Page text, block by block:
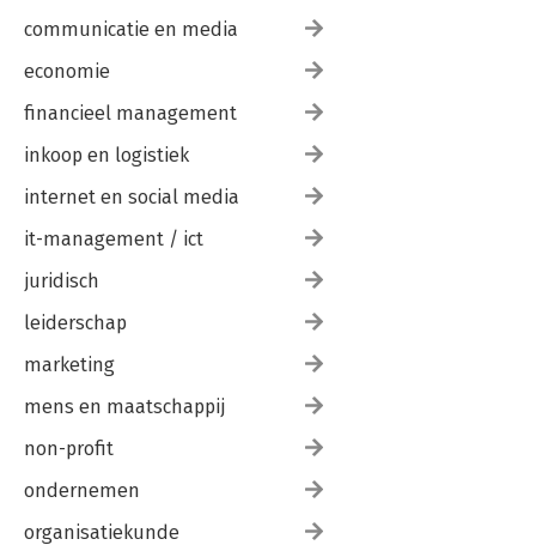
communicatie en media
economie
financieel management
inkoop en logistiek
internet en social media
it-management / ict
juridisch
leiderschap
marketing
mens en maatschappij
non-profit
ondernemen
organisatiekunde